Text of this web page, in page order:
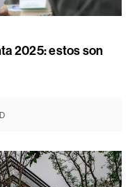
2025: estos son